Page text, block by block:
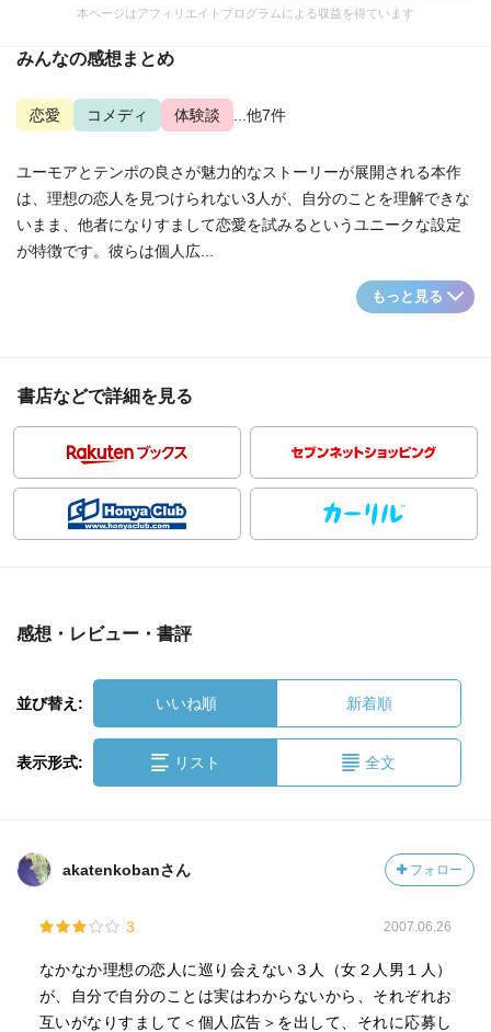
本ページはアフィリエイトプログラムによる収益を得ています
みんなの感想まとめ
恋愛 コメディ 体験談 ...他7件
ユーモアとテンポの良さが魅力的なストーリーが展開される本作
は、理想の恋人を見つけられない3人が、自分のことを理解できな
いまま、他者になりすまして恋愛を試みるというユニークな設定
が特徴です。彼らは個人広...
もっと見る
書店などで詳細を見る
感想・レビュー・書評
並び替え: いいね順 新着順
表示形式: リスト 全文
akatenkobanさん フォロー
3 2007.06.26
なかなか理想の恋人に巡り会えない３人（女２人男１人）
が、自分で自分のことは実はわからないから、それぞれお
互いがなりすまして＜個人広告＞を出して、それに応募し